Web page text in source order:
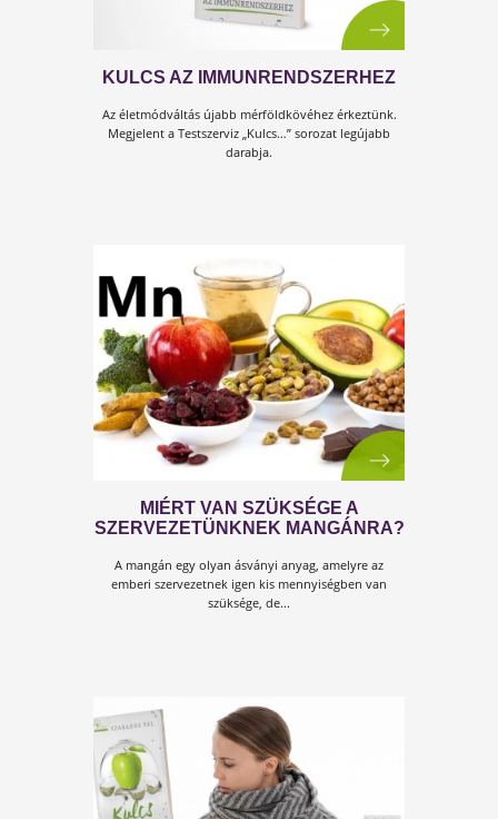
10 FIGYELMEZTETŐ JEL ARRA,
NAGYON KEVÉS VIZET ISZOL!
Ne várd meg a tünetek megjelenését!
SÓ NÉLKÜL NINCS ÉLET